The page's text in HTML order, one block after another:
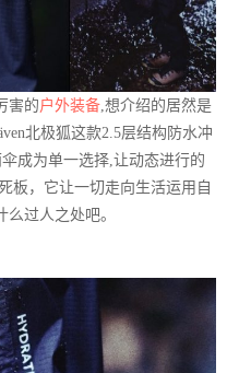
害的户外装备 ,想介绍的居然是
北极狐这款2.5层结构防水冲
成为单一选择,让动态进行的
板，它让一切走向生活运用自
过人之处吧。